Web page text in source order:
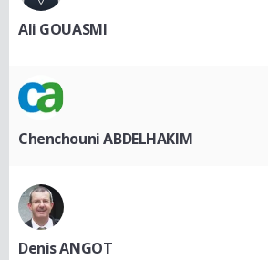
Ali GOUASMI
Chenchouni ABDELHAKIM
Denis ANGOT